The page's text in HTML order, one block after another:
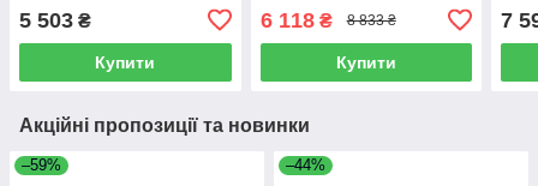
5 503 ₴
Купити
6 118₴ 8 833 ₴
Купити
7
Акційні пропозиції та новинки
–59% –44%